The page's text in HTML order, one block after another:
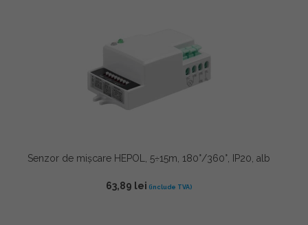
Senzor de mișcare HEPOL, 5÷15m, 180°/360°, IP20, alb
63,89 lei